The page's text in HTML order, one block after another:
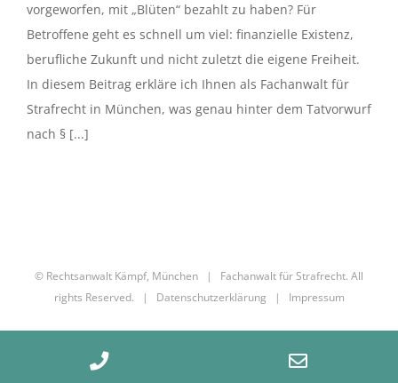
vorgeworfen, mit „Blüten“ bezahlt zu haben? Für
Betroffene geht es schnell um viel: finanzielle Existenz,
berufliche Zukunft und nicht zuletzt die eigene Freiheit.
In diesem Beitrag erkläre ich Ihnen als Fachanwalt für
Strafrecht in München, was genau hinter dem Tatvorwurf
nach § [...]
© Rechtsanwalt Kämpf, München | Fachanwalt für Strafrecht. All
rights Reserved. | Datenschutzerklärung | Impressum